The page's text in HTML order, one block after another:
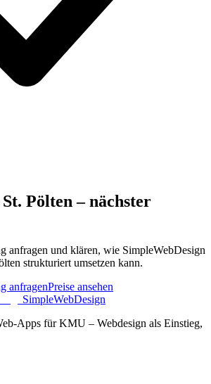
Pölten – nächster
anfragen und klären, wie SimpleWebDesign
strukturiert umsetzen kann.
anfragenPreise ansehen
SimpleWebDesign
Apps für KMU – Webdesign als Einstieg,